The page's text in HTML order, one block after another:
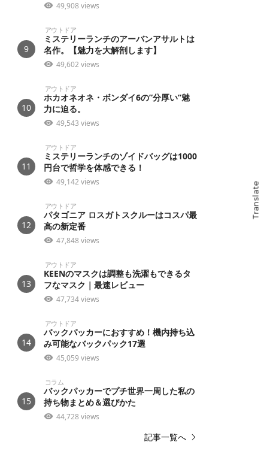
49,908 views
9
アウトドア
ミステリーランチのアーバンアサルトは
名作。【魅力を大解剖します】
49,602 views
10
アウトドア
ホカオネオネ・ボンダイ6の”分厚い”魅
力に迫る。
49,543 views
11
アウトドア
ミステリーランチのゾイドバッグは1000
円台で哲学を体感できる！
49,142 views
12
アウトドア
パタゴニア ロスガトスクルーはコスパ最
高の新定番
47,848 views
13
アウトドア
KEENのマスクは調整も洗濯もできるタ
フなマスク｜最速レビュー
47,734 views
14
アウトドア
バックパッカーにおすすめ！機内持ち込
み可能なバックパック17選
45,059 views
15
コラム
バックパッカーでプチ世界一周した私の
持ち物まとめ＆選びかた
44,728 views
記事一覧へ
Translate